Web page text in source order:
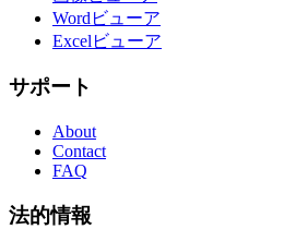
Wordビューア
Excelビューア
サポート
About
Contact
FAQ
法的情報